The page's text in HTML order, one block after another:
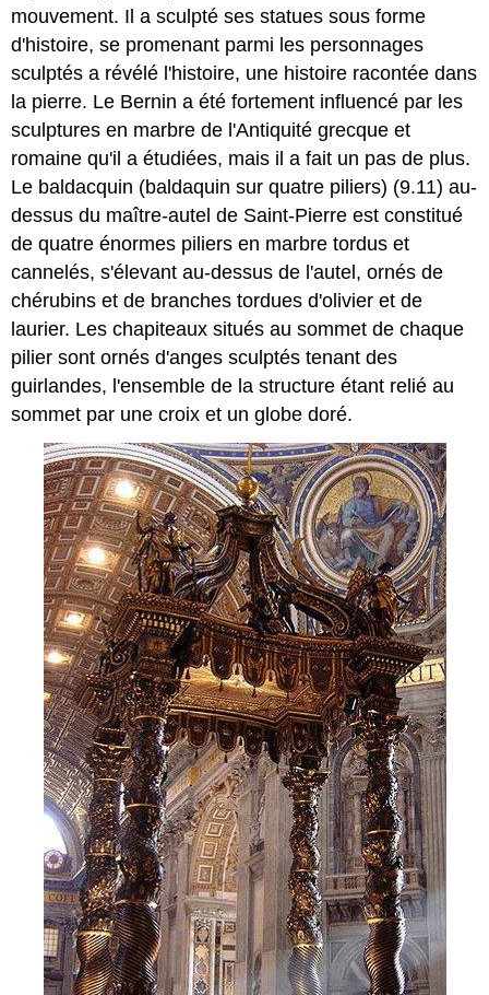
mouvement. Il a sculpté ses statues sous forme
d'histoire, se promenant parmi les personnages
sculptés a révélé l'histoire, une histoire racontée dans
la pierre. Le Bernin a été fortement influencé par les
sculptures en marbre de l'Antiquité grecque et
romaine qu'il a étudiées, mais il a fait un pas de plus.
Le baldacquin (baldaquin sur quatre piliers) (9.11) au-
dessus du maître-autel de Saint-Pierre est constitué
de quatre énormes piliers en marbre tordus et
cannelés, s'élevant au-dessus de l'autel, ornés de
chérubins et de branches tordues d'olivier et de
laurier. Les chapiteaux situés au sommet de chaque
pilier sont ornés d'anges sculptés tenant des
guirlandes, l'ensemble de la structure étant relié au
sommet par une croix et un globe doré.